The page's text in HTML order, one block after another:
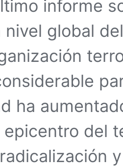
informe
nivel global
ha
del